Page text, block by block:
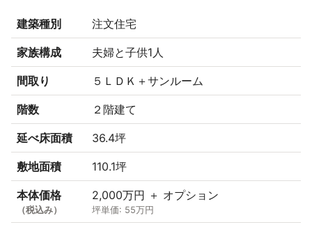
建築種別 注文住宅
家族構成 夫婦と子供1人
間取り ５ＬＤＫ＋サンルーム
階数 ２階建て
延べ床面積 36.4坪
敷地面積 110.1坪
本体価格
（税込み）
2,000万円 ＋ オプション
坪単価: 55万円